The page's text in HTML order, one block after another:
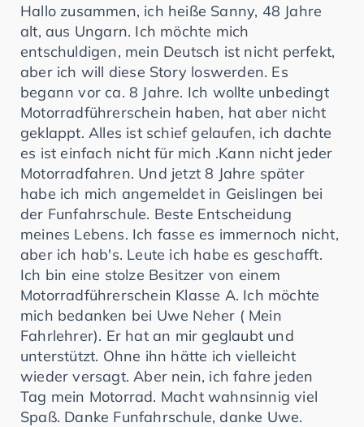
Hallo zusammen, ich heiße Sanny, 48 Jahre
alt, aus Ungarn. Ich möchte mich
entschuldigen, mein Deutsch ist nicht perfekt,
aber ich will diese Story loswerden. Es
begann vor ca. 8 Jahre. Ich wollte unbedingt
Motorradführerschein haben, hat aber nicht
geklappt. Alles ist schief gelaufen, ich dachte
es ist einfach nicht für mich .Kann nicht jeder
Motorradfahren. Und jetzt 8 Jahre später
habe ich mich angemeldet in Geislingen bei
der Funfahrschule. Beste Entscheidung
meines Lebens. Ich fasse es immernoch nicht,
aber ich hab's. Leute ich habe es geschafft.
Ich bin eine stolze Besitzer von einem
Motorradführerschein Klasse A. Ich möchte
mich bedanken bei Uwe Neher ( Mein
Fahrlehrer). Er hat an mir geglaubt und
unterstützt. Ohne ihn hätte ich vielleicht
wieder versagt. Aber nein, ich fahre jeden
Tag mein Motorrad. Macht wahnsinnig viel
Spaß. Danke Funfahrschule, danke Uwe.